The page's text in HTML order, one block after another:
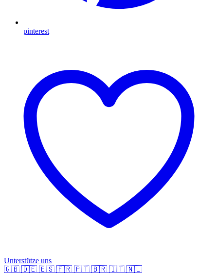
pinterest
Unterstütze uns
🇬🇧 🇩🇪 🇪🇸 🇫🇷 🇵🇹 🇧🇷 🇮🇹 🇳🇱